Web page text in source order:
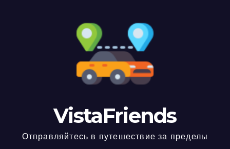
VistaFriends
Отправляйтесь в путешествие за пределы